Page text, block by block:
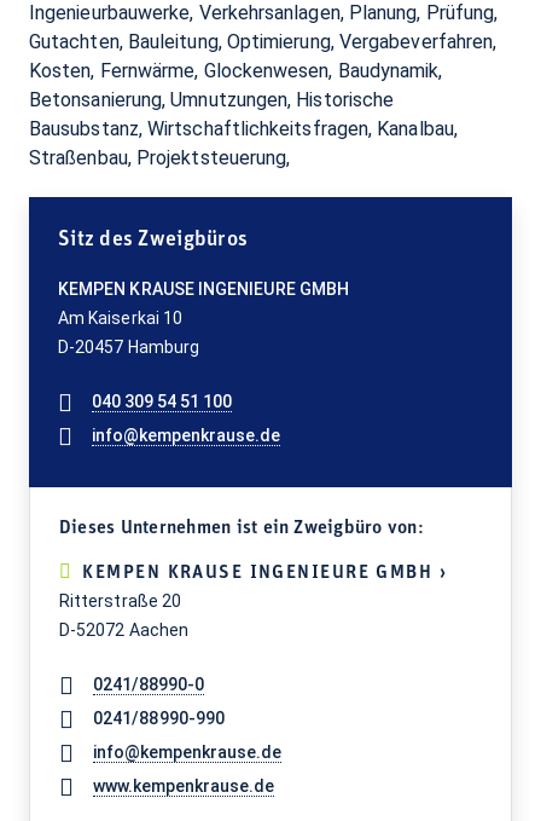
Ingenieurbauwerke, Verkehrsanlagen, Planung, Prüfung,
Gutachten, Bauleitung, Optimierung, Vergabeverfahren,
Kosten, Fernwärme, Glockenwesen, Baudynamik,
Betonsanierung, Umnutzungen, Historische
Bausubstanz, Wirtschaftlichkeitsfragen, Kanalbau,
Straßenbau, Projektsteuerung,
Sitz des Zweigbüros
KEMPEN KRAUSE INGENIEURE GMBH
Am Kaiserkai 10
D-20457 Hamburg
040 309 54 51 100
info@kempenkrause.de
Dieses Unternehmen ist ein Zweigbüro von:
KEMPEN KRAUSE INGENIEURE GMBH ›
Ritterstraße 20
D-52072 Aachen
0241/88990-0
0241/88990-990
info@kempenkrause.de
www.kempenkrause.de